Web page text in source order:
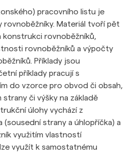
pracovního listu je
rovnoběžníky. Materiál tvoří pět
konstrukci rovnoběžníků,
rovnoběžníků a výpočty
Příklady jsou
příklady pracují s
do vzorce pro obvod či obsah,
či výšky na základě
úlohy vychází z
strany a úhlopříčka) a
využitím vlastností
využít k samostatnému